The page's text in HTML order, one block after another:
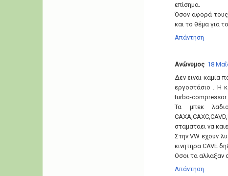
επίσημα.
Όσον αφορά τους
και το θέμα για
Απάντηση
Ανώνυμος 18
Δεν ειναι καμία
εργοστάσιο . Η
turbo-compressor
Τα μπεκ
σταματαει να
Στην VW εχουν
κινητηρα CAVE
Οσοι τα αλλαξαν
Απάντηση